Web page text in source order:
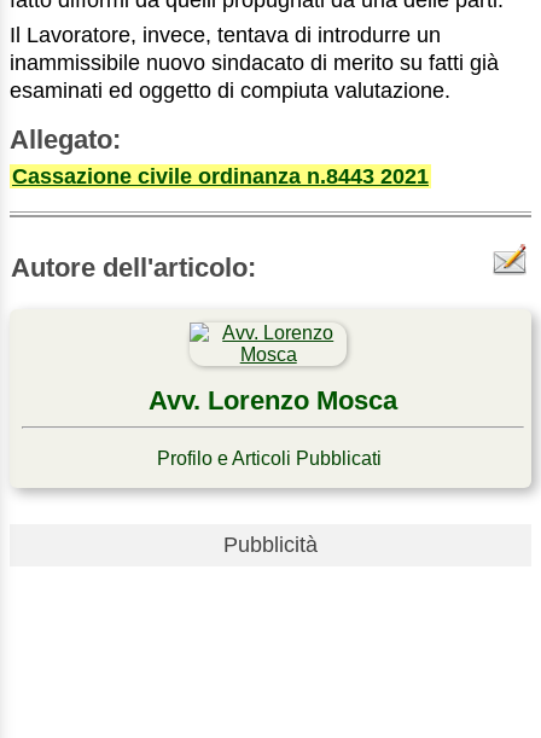
Il Lavoratore, invece, tentava di introdurre un
inammissibile nuovo sindacato di merito su fatti già
esaminati ed oggetto di compiuta valutazione.
Allegato:
Cassazione civile ordinanza n.8443 2021
Autore dell'articolo:
Avv. Lorenzo Mosca
Profilo e Articoli Pubblicati
Pubblicità